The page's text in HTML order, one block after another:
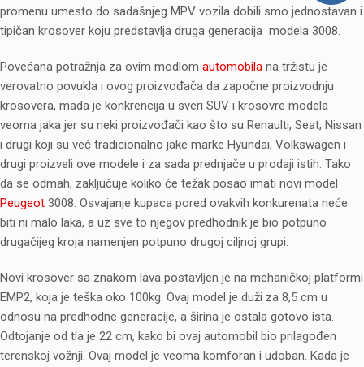
promenu umesto do sadašnjeg MPV vozila dobili smo jednostavan i
tipičan krosover koju predstavlja druga generacija modela 3008.
Povećana potražnja za ovim modlom automobila na tržistu je
verovatno povukla i ovog proizvođača da započne proizvodnju
krosovera, mada je konkrencija u sveri SUV i krosovre modela
veoma jaka jer su neki proizvođači kao što su Renaulti, Seat, Nissan
i drugi koji su već tradicionalno jake marke Hyundai, Volkswagen i
drugi proizveli ove modele i za sada prednjače u prodaji istih. Tako
da se odmah, zaključuje koliko će težak posao imati novi model
Peugeot 3008. Osvajanje kupaca pored ovakvih konkurenata neće
biti ni malo laka, a uz sve to njegov predhodnik je bio potpuno
drugačijeg kroja namenjen potpuno drugoj ciljnoj grupi.
Novi krosover sa znakom lava postavljen je na mehaničkoj platformi
EMP2, koja je teška oko 100kg. Ovaj model je duži za 8,5 cm u
odnosu na predhodne generacije, a širina je ostala gotovo ista.
Odtojanje od tla je 22 cm, kako bi ovaj automobil bio prilagođen
terenskoj vožnji. Ovaj model je veoma komforan i udoban. Kada je